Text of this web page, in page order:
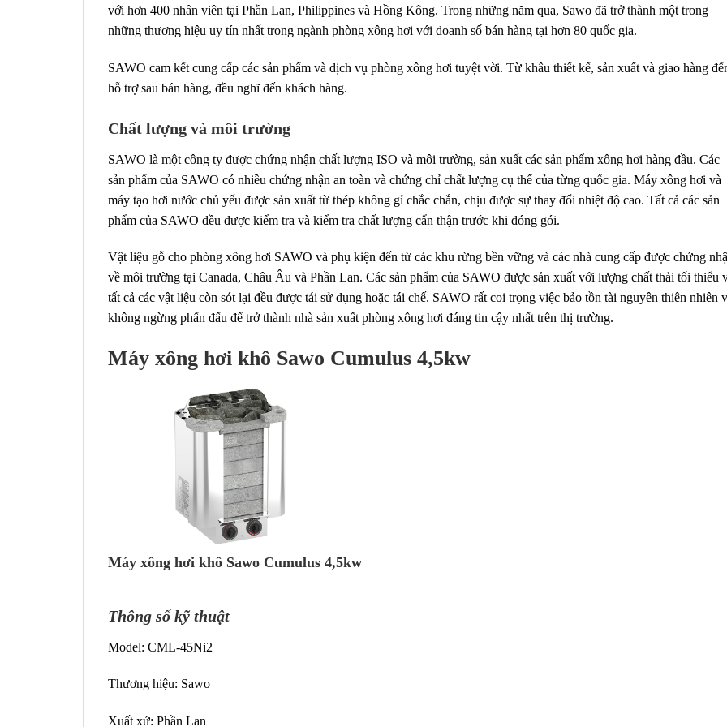
với hơn 400 nhân viên tại Phần Lan, Philippines và Hồng Kông. Trong những năm qua, Sawo đã trở thành một trong
những thương hiệu uy tín nhất trong ngành phòng xông hơi với doanh số bán hàng tại hơn 80 quốc gia.
SAWO cam kết cung cấp các sản phẩm và dịch vụ phòng xông hơi tuyệt vời. Từ khâu thiết kế, sản xuất và giao hàng
hỗ trợ sau bán hàng, đều nghĩ đến khách hàng.
Chất lượng và môi trường
SAWO là một công ty được chứng nhận chất lượng ISO và môi trường, sản xuất các sản phẩm xông hơi hàng đầu. Các
sản phẩm của SAWO có nhiều chứng nhận an toàn và chứng chỉ chất lượng cụ thể của từng quốc gia. Máy xông hơi và
máy tạo hơi nước chủ yếu được sản xuất từ ​​thép không gỉ chắc chắn, chịu được sự thay đổi nhiệt độ cao. Tất cả các sản
phẩm của SAWO đều được kiểm tra và kiểm tra chất lượng cẩn thận trước khi đóng gói.
Vật liệu gỗ cho phòng xông hơi SAWO và phụ kiện đến từ các khu rừng bền vững và các nhà cung cấp được chứng
về môi trường tại Canada, Châu Âu và Phần Lan. Các sản phẩm của SAWO được sản xuất với lượng chất thải tối thiểu
tất cả các vật liệu còn sót lại đều được tái sử dụng hoặc tái chế. SAWO rất coi trọng việc bảo tồn tài nguyên thiên nhiên
không ngừng phấn đấu để trở thành nhà sản xuất phòng xông hơi đáng tin cậy nhất trên thị trường.
Máy xông hơi khô Sawo Cumulus 4,5kw
Máy xông hơi khô Sawo Cumulus 4,5kw
Thông số kỹ thuật
Model: CML-45Ni2
Thương hiệu: Sawo
Xuất xứ: Phần Lan